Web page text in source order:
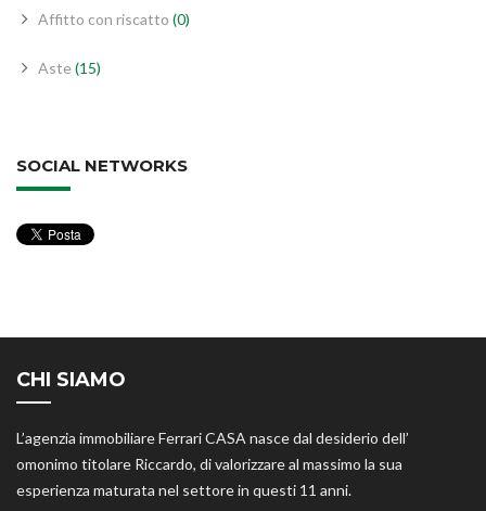
Affitto con riscatto (0)
Aste (15)
SOCIAL NETWORKS
CHI SIAMO
L’agenzia immobiliare Ferrari CASA nasce dal desiderio dell’
omonimo titolare Riccardo, di valorizzare al massimo la sua
esperienza maturata nel settore in questi 11 anni.